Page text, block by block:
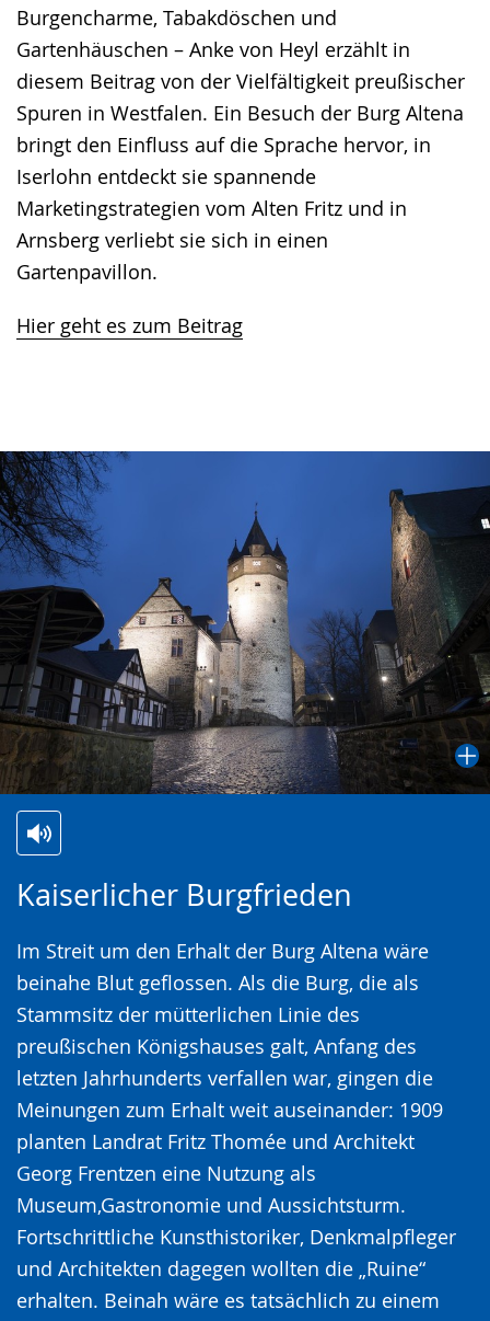
Burgencharme, Tabakdöschen und
Gartenhäuschen – Anke von Heyl erzählt in
diesem Beitrag von der Vielfältigkeit preußischer
Spuren in Westfalen. Ein Besuch der Burg Altena
bringt den Einfluss auf die Sprache hervor, in
Iserlohn entdeckt sie spannende
Marketingstrategien vom Alten Fritz und in
Arnsberg verliebt sie sich in einen
Gartenpavillon.
Hier geht es zum Beitrag
Kaiserlicher Burgfrieden
Im Streit um den Erhalt der Burg Altena wäre
beinahe Blut geflossen. Als die Burg, die als
Stammsitz der mütterlichen Linie des
preußischen Königshauses galt, Anfang des
letzten Jahrhunderts verfallen war, gingen die
Meinungen zum Erhalt weit auseinander: 1909
planten Landrat Fritz Thomée und Architekt
Georg Frentzen eine Nutzung als
Museum,Gastronomie und Aussichtsturm.
Fortschrittliche Kunsthistoriker, Denkmalpfleger
und Architekten dagegen wollten die „Ruine“
erhalten. Beinah wäre es tatsächlich zu einem
Leichten
wechseln.
Audio-
Video
Deutscher
Gebärdensprache
wird
angezeigt.